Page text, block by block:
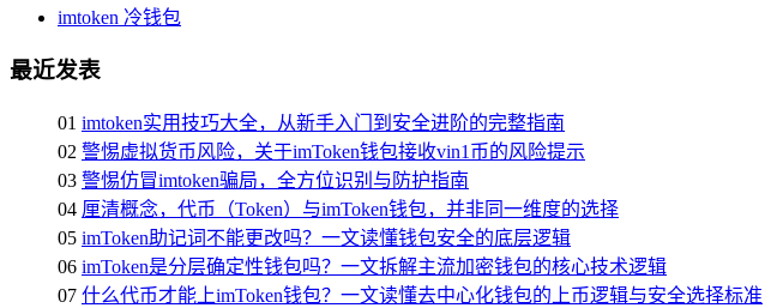
imtoken 冷钱包
最近发表
01 imtoken实用技巧大全，从新手入门到安全进阶的完整指南
02 警惕虚拟货币风险，关于imToken钱包接收vin1币的风险提示
03 警惕仿冒imtoken骗局，全方位识别与防护指南
04 厘清概念，代币（Token）与imToken钱包，并非同一维度的选择
05 imToken助记词不能更改吗？一文读懂钱包安全的底层逻辑
06 imToken是分层确定性钱包吗？一文拆解主流加密钱包的核心技术逻辑
07 什么代币才能上imToken钱包？一文读懂去中心化钱包的上币逻辑与安全选择标准